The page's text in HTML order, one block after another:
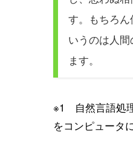
す。もちろ
いうのは人
ます。
※1 自然言語処
をコンピュータ